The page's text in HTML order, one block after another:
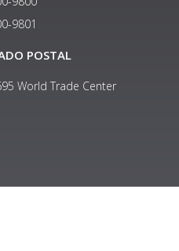
9801​
POSTAL
World Trade Center